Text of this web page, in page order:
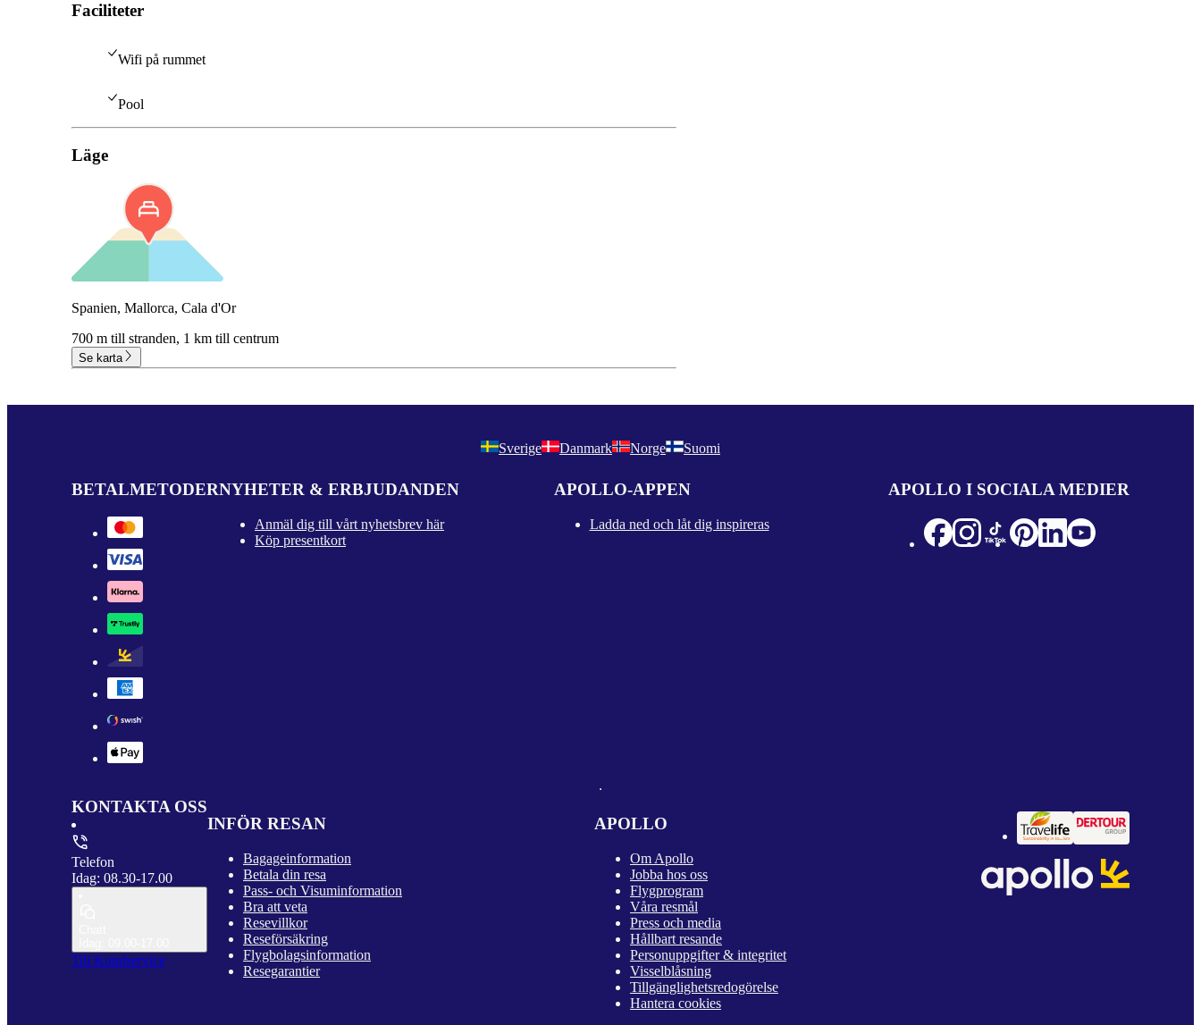
Faciliteter
Wifi på rummet
Pool
Läge
Spanien, Mallorca, Cala d'Or
700 m till stranden, 1 km till centrum
Se karta
Sverige Danmark Norge Suomi
BETALMETODERNYHETER & ERBJUDANDEN
Anmäl dig till vårt nyhetsbrev här
Köp presentkort
APOLLO-APPEN
Ladda ned och låt dig inspireras
APOLLO I SOCIALA MEDIER
KONTAKTA OSS
Telefon
Idag: 08.30-17.00
Till Kundservice
INFÖR RESAN
Bagageinformation
Betala din resa
Pass- och Visuminformation
Bra att veta
Resevillkor
Reseförsäkring
Flygbolagsinformation
Resegarantier
APOLLO
Om Apollo
Jobba hos oss
Flygprogram
Våra resmål
Press och media
Hållbart resande
Personuppgifter & integritet
Visselblåsning
Tillgänglighetsredogörelse
Hantera cookies